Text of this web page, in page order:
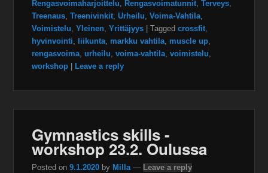
Rengasvoimaharjoittelu
Rengasvoimatunnit ,Terveys
Treenaus ,Treenivinkit ,Urheilu ,Voima-Vahtila
Voimistelu ,Yleinen ,Yrittäjyys |Tagged crossfit
hyvinvointi
liikunta markku vahtila muscle up
rengasvoima ,urheilu ,voima-vahtila ,voimistelu
workshop
Leave a reply
Gymnastics skills -
workshop 23.2. Oulussa
Posted on9.1.2020 by Milla — Leave a reply